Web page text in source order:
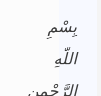
بِسْمِ
اللّهِ
الرَّحْمنِ